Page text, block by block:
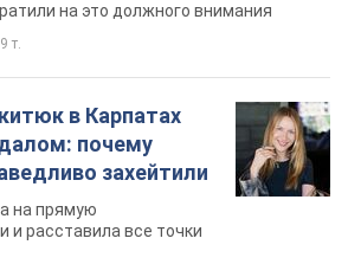
на это должного внимания
т.
в Карпатах
почему
захейтили
на прямую
и расставила все точки